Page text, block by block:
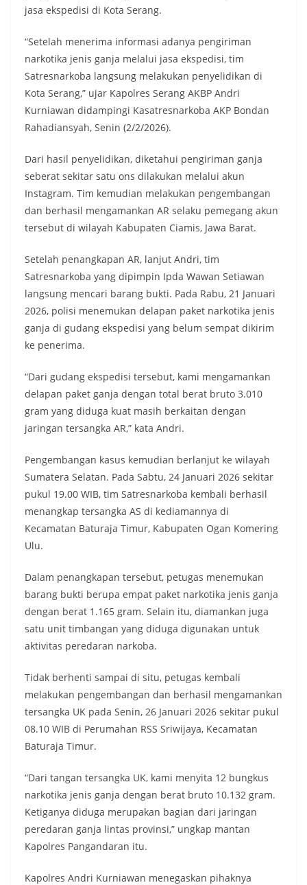
jasa ekspedisi di Kota Serang.
“Setelah menerima informasi adanya pengiriman
narkotika jenis ganja melalui jasa ekspedisi, tim
Satresnarkoba langsung melakukan penyelidikan di
Kota Serang,” ujar Kapolres Serang AKBP Andri
Kurniawan didampingi Kasatresnarkoba AKP Bondan
Rahadiansyah, Senin (2/2/2026).
Dari hasil penyelidikan, diketahui pengiriman ganja
seberat sekitar satu ons dilakukan melalui akun
Instagram. Tim kemudian melakukan pengembangan
dan berhasil mengamankan AR selaku pemegang akun
tersebut di wilayah Kabupaten Ciamis, Jawa Barat.
Setelah penangkapan AR, lanjut Andri, tim
Satresnarkoba yang dipimpin Ipda Wawan Setiawan
langsung mencari barang bukti. Pada Rabu, 21 Januari
2026, polisi menemukan delapan paket narkotika jenis
ganja di gudang ekspedisi yang belum sempat dikirim
ke penerima.
“Dari gudang ekspedisi tersebut, kami mengamankan
delapan paket ganja dengan total berat bruto 3.010
gram yang diduga kuat masih berkaitan dengan
jaringan tersangka AR,” kata Andri.
Pengembangan kasus kemudian berlanjut ke wilayah
Sumatera Selatan. Pada Sabtu, 24 Januari 2026 sekitar
pukul 19.00 WIB, tim Satresnarkoba kembali berhasil
menangkap tersangka AS di kediamannya di
Kecamatan Baturaja Timur, Kabupaten Ogan Komering
Ulu.
Dalam penangkapan tersebut, petugas menemukan
barang bukti berupa empat paket narkotika jenis ganja
dengan berat 1.165 gram. Selain itu, diamankan juga
satu unit timbangan yang diduga digunakan untuk
aktivitas peredaran narkoba.
Tidak berhenti sampai di situ, petugas kembali
melakukan pengembangan dan berhasil mengamankan
tersangka UK pada Senin, 26 Januari 2026 sekitar pukul
08.10 WIB di Perumahan RSS Sriwijaya, Kecamatan
Baturaja Timur.
“Dari tangan tersangka UK, kami menyita 12 bungkus
narkotika jenis ganja dengan berat bruto 10.132 gram.
Ketiganya diduga merupakan bagian dari jaringan
peredaran ganja lintas provinsi,” ungkap mantan
Kapolres Pangandaran itu.
Kapolres Andri Kurniawan menegaskan pihaknya